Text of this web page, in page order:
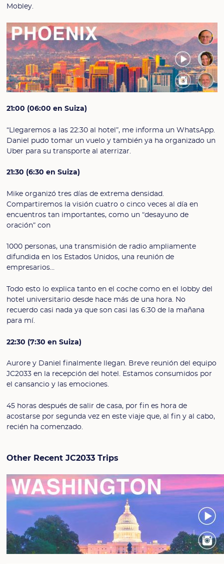
Mobley.
21:00 (06:00 en Suiza)
“Llegaremos a las 22:30 al hotel”, me informa un WhatsApp.
Daniel pudo tomar un vuelo y también ya ha organizado un
Uber para su transporte al aterrizar.
21:30 (6:30 en Suiza)
Mike organizó tres días de extrema densidad.
Compartiremos la visión cuatro o cinco veces al día en
encuentros tan importantes, como un “desayuno de
oración” con
1000 personas, una transmisión de radio ampliamente
difundida en los Estados Unidos, una reunión de
empresarios…
Todo esto lo explica tanto en el coche como en el lobby del
hotel universitario desde hace más de una hora. No
recuerdo casi nada ya que son casi las 6:30 de la mañana
para mí.
22:30 (7:30 en Suiza)
Aurore y Daniel finalmente llegan. Breve reunión del equipo
JC2033 en la recepción del hotel. Estamos consumidos por
el cansancio y las emociones.
45 horas después de salir de casa, por fin es hora de
acostarse por segunda vez en este viaje que, al fin y al cabo,
recién ha comenzado.
Other Recent JC2033 Trips